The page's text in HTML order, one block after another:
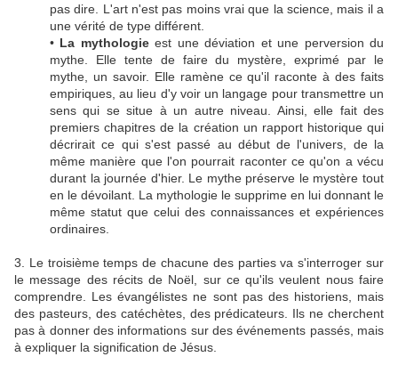
pas dire. L'art n'est pas moins vrai que la science, mais il a
une vérité de type différent.
• La mythologieest une déviation et une perversion du
mythe. Elle tente de faire du mystère, exprimé par le
mythe, un savoir. Elle ramène ce qu'il raconte à des faits
empiriques, au lieu d'y voir un langage pour transmettre un
sens qui se situe à un autre niveau. Ainsi, elle fait des
premiers chapitres de la création un rapport historique qui
décrirait ce qui s'est passé au début de l'univers, de la
même manière que l'on pourrait raconter ce qu'on a vécu
durant la journée d'hier. Le mythe préserve le mystère tout
en le dévoilant. La mythologie le supprime en lui donnant le
même statut que celui des connaissances et expériences
ordinaires.
3. Le troisième temps de chacune des parties va s'interroger sur
le message des récits de Noël, sur ce qu'ils veulent nous faire
comprendre. Les évangélistes ne sont pas des historiens, mais
des pasteurs, des catéchètes, des prédicateurs. Ils ne cherchent
pas à donner des informations sur des événements passés, mais
à expliquer la signification de Jésus.